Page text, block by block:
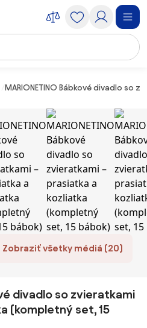
MARIONETINO Bábkové divadlo so
Zobraziť všetky médiá (20)
divadlo so zvieratkami
(kompletný set, 15